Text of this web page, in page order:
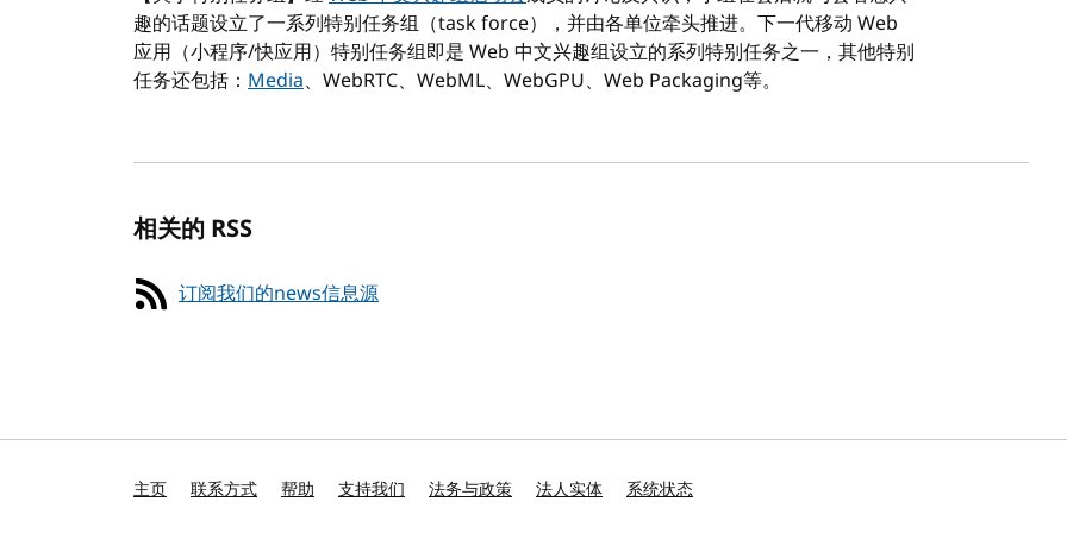
趣的话题设立了一系列特别任务组（task force），并由各单位牵头推进。下一代移动 Web
应用（小程序/快应用）特别任务组即是 Web 中文兴趣组设立的系列特别任务之一，其他特别
任务还包括： Media、WebRTC、WebML、WebGPU、Web Packaging等。
相关的 RSS
订阅我们的news信息源
主页 联系方式 帮助 支持我们 法务与政策 法人实体 系统状态